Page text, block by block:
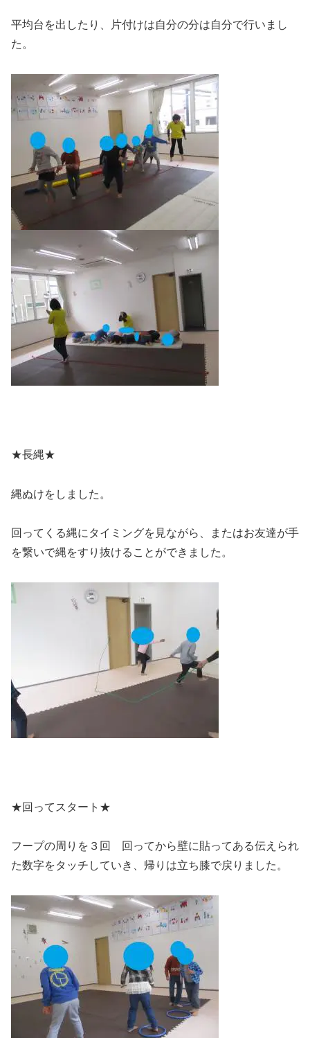
平均台を出したり、片付けは自分の分は自分で行いまし
た。
★長縄★
縄ぬけをしました。
回ってくる縄にタイミングを見ながら、またはお友達が手
を繋いで縄をすり抜けることができました。
★回ってスタート★
フープの周りを３回 回ってから壁に貼ってある伝えられ
た数字をタッチしていき、帰りは立ち膝で戻りました。